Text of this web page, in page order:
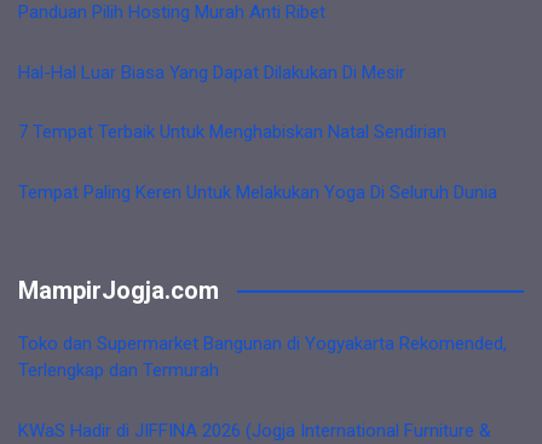
Panduan Pilih Hosting Murah Anti Ribet
Hal-Hal Luar Biasa Yang Dapat Dilakukan Di Mesir
7 Tempat Terbaik Untuk Menghabiskan Natal Sendirian
Tempat Paling Keren Untuk Melakukan Yoga Di Seluruh Dunia
MampirJogja.com
Toko dan Supermarket Bangunan di Yogyakarta Rekomended,
Terlengkap dan Termurah
KWaS Hadir di JIFFINA 2026 (Jogja International Furniture &